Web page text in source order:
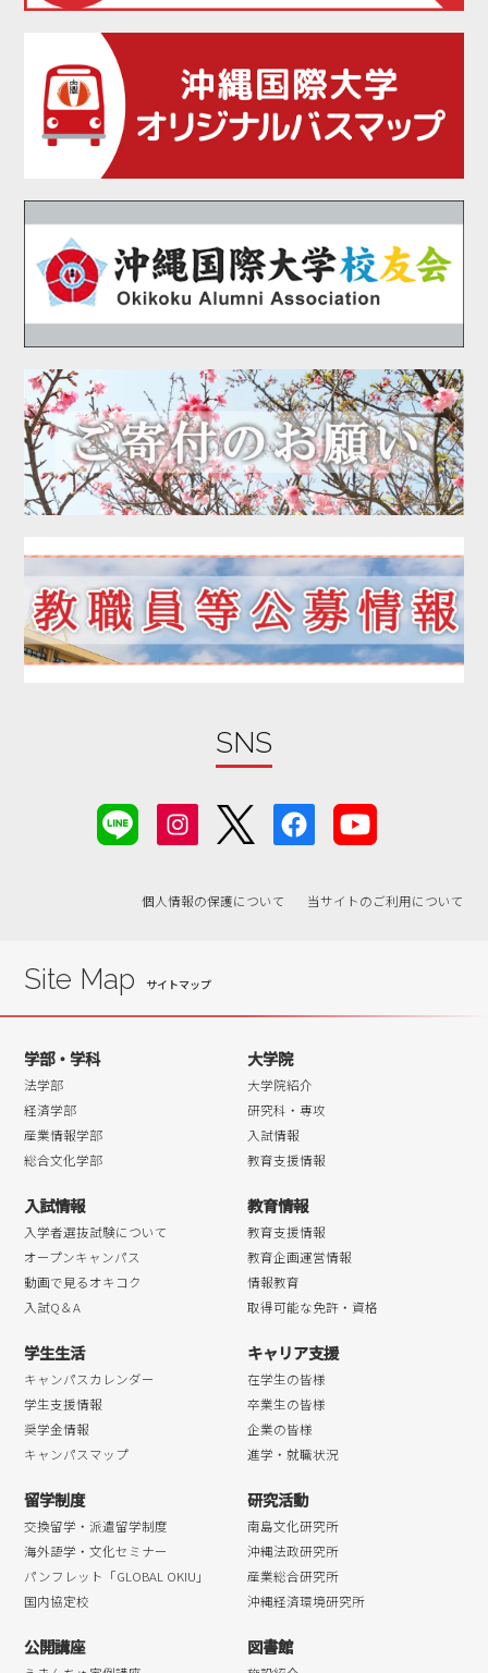
2021年02月
2021年01月
2020年12月
2020年11月
2020年10月
2020年09月
2020年08月
2020年07月
2020年06月
2020年05月
2020年04月
2020年03月
2020年02月
2020年01月
2019年11月
2019年10月
2019年09月
2019年08月
2019年04月
2019年03月
2018年11月
2018年08月
2018年07月
2018年06月
2018年05月
2018年04月
SNS
個人情報の保護について 当サイトのご利用について
Site Map
学部・学科
法学部
経済学部
産業情報学部
総合文化学部
大学院
大学院紹介
研究科・専攻
入試情報
教育支援情報
入試情報
入学者選抜試験について
オープンキャンパス
動画で見るオキコク
入試Q＆A
教育情報
教育支援情報
教育企画運営情報
情報教育
取得可能な免許・資格
学生生活
キャンパスカレンダー
学生支援情報
奨学金情報
キャンパスマップ
キャリア支援
在学生の皆様
卒業生の皆様
企業の皆様
進学・就職状況
留学制度
交換留学・派遣留学制度
海外語学・文化セミナー
パンフレット「GLOBAL OKIU」
国内協定校
研究活動
南島文化研究所
沖縄法政研究所
産業総合研究所
沖縄経済環境研究所
公開講座 図書館